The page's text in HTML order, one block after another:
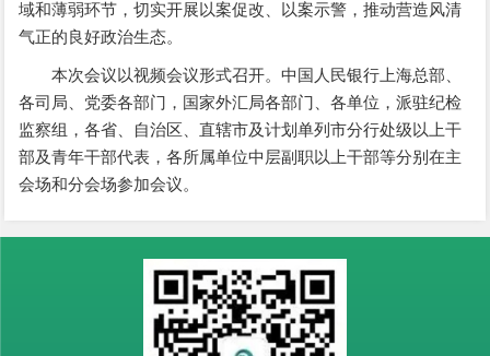
域和薄弱环节，切实开展以案促改、以案示警，推动营造风清
气正的良好政治生态。
本次会议以视频会议形式召开。中国人民银行上海总部、
各司局、党委各部门，国家外汇局各部门、各单位，派驻纪检
监察组，各省、自治区、直辖市及计划单列市分行处级以上干
部及青年干部代表，各所属单位中层副职以上干部等分别在主
会场和分会场参加会议。